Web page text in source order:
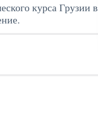
курса Грузии в